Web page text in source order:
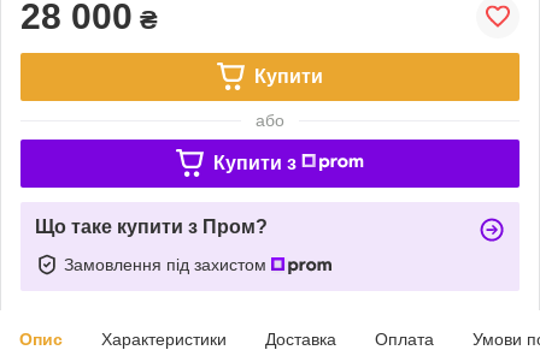
28 000 ₴
Купити
або
Купити з
Що таке купити з Пром?
Замовлення під захистом
Опис Характеристики Доставка Оплата Умови